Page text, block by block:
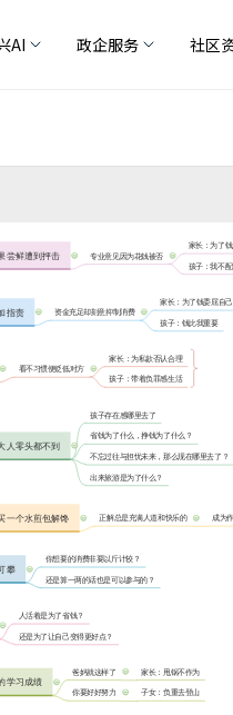
AI 政企服务 社区